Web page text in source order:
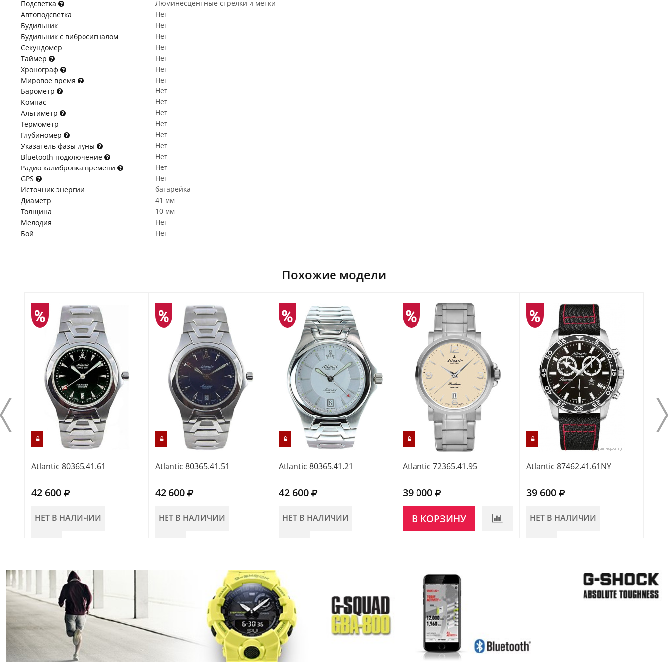
Подсветка
Люминесцентные стрелки и метки
Автоподсветка
Нет
Будильник
Нет
Будильник с вибросигналом
Нет
Секундомер
Нет
Таймер
Нет
Хронограф
Нет
Мировое время
Нет
Барометр
Нет
Компас
Нет
Альтиметр
Нет
Термометр
Нет
Глубиномер
Нет
Указатель фазы луны
Нет
Bluetooth подключение
Нет
Радио калибровка времени
Нет
GPS
Нет
Источник энергии
батарейка
Диаметр
41 мм
Толщина
10 мм
Мелодия
Нет
Бой
Нет
Похожие модели
Atlantic 80365.41.61
42 600
НЕТ В НАЛИЧИИ
Atlantic 80365.41.51
42 600
НЕТ В НАЛИЧИИ
Atlantic 80365.41.21
42 600
НЕТ В НАЛИЧИИ
Atlantic 72365.41.95
39 000
В КОРЗИНУ
Atlantic 87462.41.61NY
39 600
НЕТ В НАЛИЧИИ